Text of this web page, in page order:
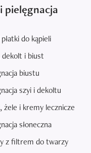
pielęgnacja
do kąpieli
dekolt i biust
biustu
szyi i dekoltu
żele i kremy lecznicze
słoneczna
z filtrem do twarzy